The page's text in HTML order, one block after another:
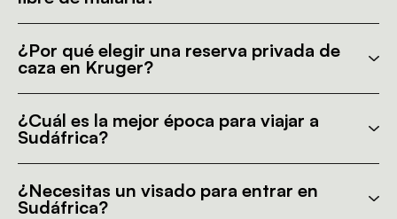
¿Por qué elegir una reserva privada de
caza en Kruger?
¿Cuál es la mejor época para viajar a
Sudáfrica?
¿Necesitas un visado para entrar en
Sudáfrica?